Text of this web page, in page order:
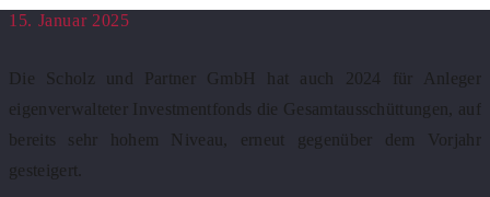
15. Januar 2025
Die Scholz und Partner GmbH hat auch 2024 für Anleger
eigenverwalteter Investmentfonds die Gesamtausschüttungen, auf
bereits sehr hohem Niveau, erneut gegenüber dem Vorjahr
gesteigert.